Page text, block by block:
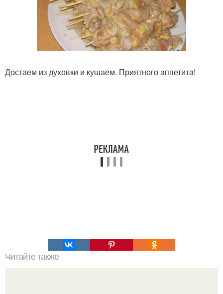
Достаем из духовки и кушаем. Приятного аппетита!
Читайте также